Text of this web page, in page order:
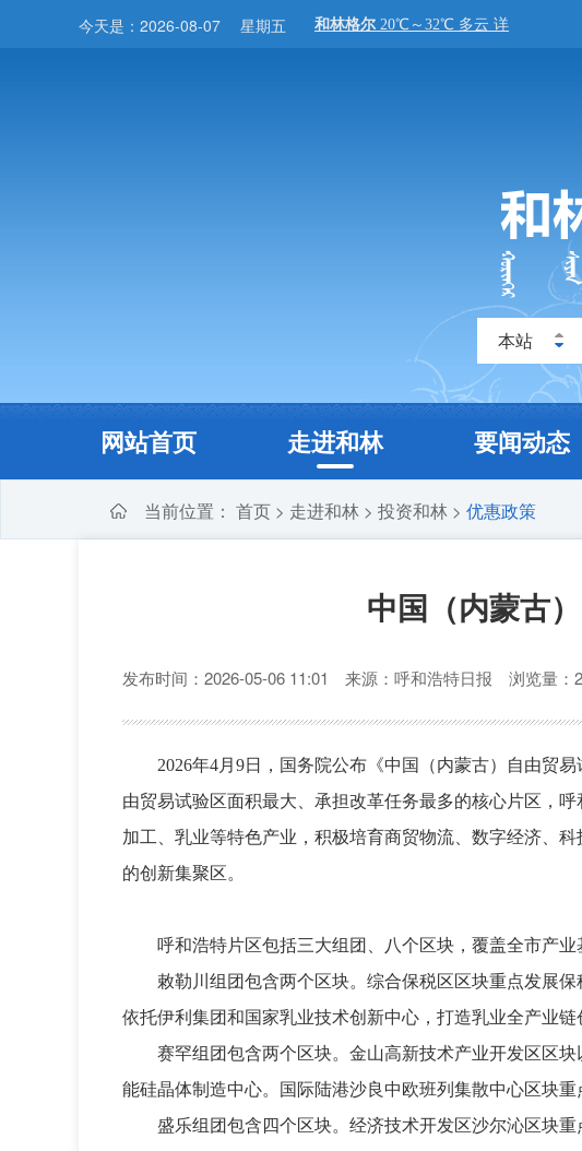
今天是： 2026-08-07 星期五
本站
网站首页 走进和林 要闻动态
当前位置： 首页 > 走进和林 > 投资和林 > 优惠政策
中国（内蒙古
发布时间：2026-05-06 11:01 来源：呼和浩特日报 浏览量：
2026年4月9日，国务院公布《中国（内蒙古）自由贸
由贸易试验区面积最大、承担改革任务最多的核心片区，
加工、乳业等特色产业，积极培育商贸物流、数字经济、
的创新集聚区。
呼和浩特片区包括三大组团、八个区块，覆盖全市产
敕勒川组团包含两个区块。综合保税区区块重点发展
依托伊利集团和国家乳业技术创新中心，打造乳业全产业
赛罕组团包含两个区块。金山高新技术产业开发区区
能硅晶体制造中心。国际陆港沙良中欧班列集散中心区块
盛乐组团包含四个区块。经济技术开发区沙尔沁区块